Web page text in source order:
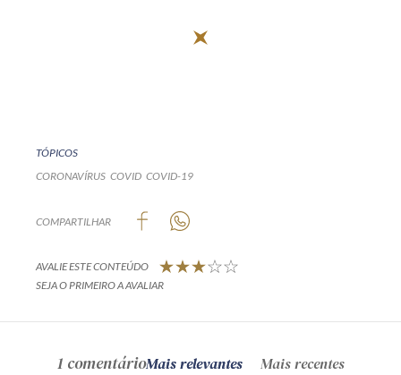
TÓPICOS
CORONAVÍRUS COVID COVID-19
COMPARTILHAR
AVALIE ESTE CONTEÚDO
SEJA O PRIMEIRO A AVALIAR
1 comentárioMais relevantes Mais recentes